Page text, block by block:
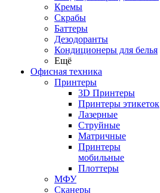
Кремы
Скрабы
Баттеры
Дезодоранты
Кондиционеры для белья
Ещё
Офисная техника
Принтеры
3D Принтеры
Принтеры этикеток
Лазерные
Струйные
Матричные
Принтеры
мобильные
Плоттеры
МФУ
Сканеры